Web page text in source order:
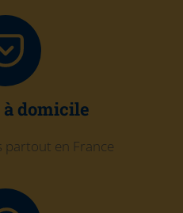
domicile
partout en France